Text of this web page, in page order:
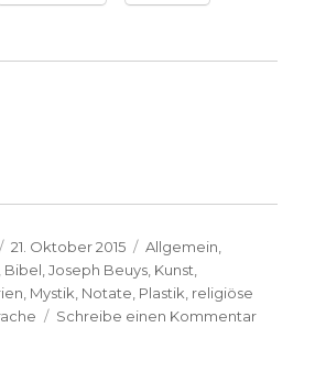
Veröffentlicht
am
21. Oktober 2015 Kategorien
Allgemein,
, Bibel,Joseph Beuys, Kunst,
, Mystik, Notate, Plastik, religiöse
Schreibe einen Kommentarzu